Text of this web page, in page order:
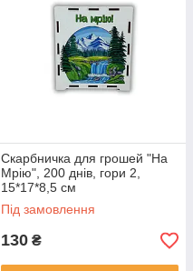
Скарбничка для грошей "На
Мрію", 200 днів, гори 2,
15*17*8,5 см
Під замовлення
130 ₴